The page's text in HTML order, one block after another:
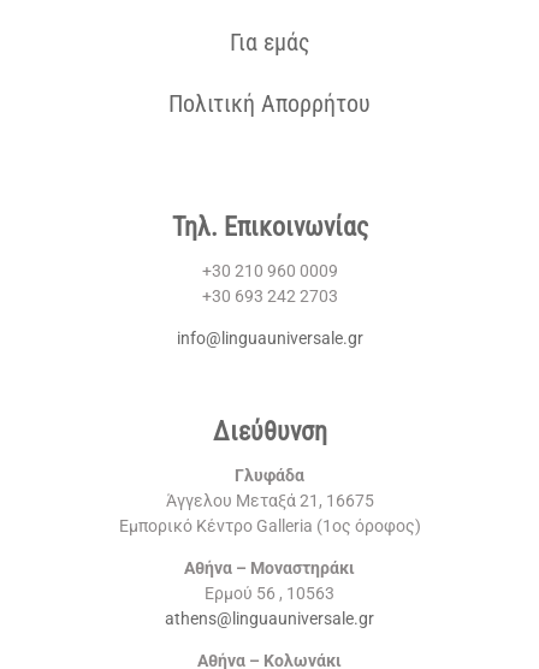
Για εμάς
Πολιτική Απορρήτου
Τηλ. Επικοινωνίας
+30 210 960 0009
+30 693 242 2703
info@linguauniversale.gr
Διεύθυνση
Γλυφάδα
Άγγελου Μεταξά 21, 16675
Εμπορικό Κέντρο Galleria (1ος όροφος)
Αθήνα – Μοναστηράκι
Ερμού 56 , 10563
athens@linguauniversale.gr
Αθήνα – Κολωνάκι